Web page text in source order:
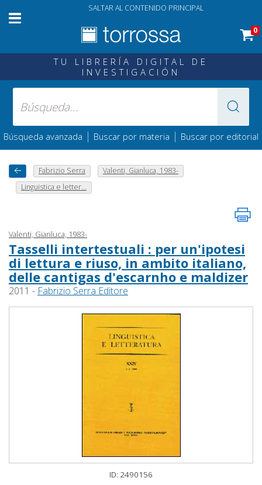
SALTAR AL CONTENIDO PRINCIPAL
0
TU LIBRERÍA DIGITAL DE
INVESTIGACIÓN
Búsqueda avanzada | Buscar por materia | Buscar por editorial
Fabrizio Serra
Valenti, Gianluca, 1983-
Linguistica e letter...
Valenti, Gianluca, 1983-
Tasselli intertestuali : per un'ipotesi
di lettura e riuso, in ambito italiano,
delle cantigas d'escarnho e maldizer
2011 - Fabrizio Serra Editore
ID: 2490156